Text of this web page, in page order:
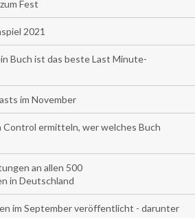
Fest
2021
Buch ist das beste Last Minute-
im November
Control ermitteln, wer welches Buch
an allen 500
in Deutschland
im September veröffentlicht - darunter